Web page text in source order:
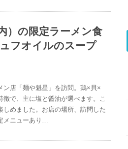
）の限定ラーメン食
フオイルのスープ
ン店「麺や魁星」を訪問。鶏×貝×
で、主に塩と醤油が選べます。こ
しめました。お店の場所、訪問した
メニューあり…